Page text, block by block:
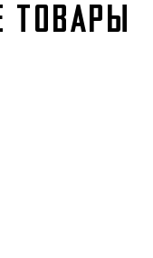
ТОВАРЫ